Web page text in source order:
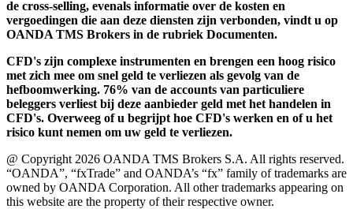
de cross-selling, evenals informatie over de kosten en
vergoedingen die aan deze diensten zijn verbonden, vindt u op
OANDA TMS Brokers in de rubriek Documenten.
CFD's zijn complexe instrumenten en brengen een hoog risico
met zich mee om snel geld te verliezen als gevolg van de
hefboomwerking. 76% van de accounts van particuliere
beleggers verliest bij deze aanbieder geld met het handelen in
CFD's. Overweeg of u begrijpt hoe CFD's werken en of u het
risico kunt nemen om uw geld te verliezen.
@ Copyright 2026 OANDA TMS Brokers S.A. All rights reserved.
“OANDA”, “fxTrade” and OANDA’s “fx” family of trademarks are
owned by OANDA Corporation. All other trademarks appearing on
this website are the property of their respective owner.